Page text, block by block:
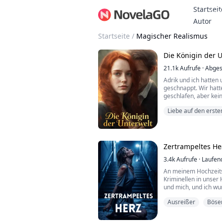
Autor
Startseite / Magischer Realismus
Die Königin der
21.1kAufrufe ·
Adrik und ich hatten
geschnappt. Wir
geschlafen, aber
genauso oft
schroffer Mann sein
Liebe auf den
Zertrampeltes
3.4kAufrufe ·
An meinem
Kriminellen in unser
und mich, und ich
richtigen Moment,
Ausreißer